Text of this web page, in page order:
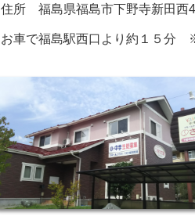
住所 福島県福島市下野寺新田
お車で福島駅西口より約１５分